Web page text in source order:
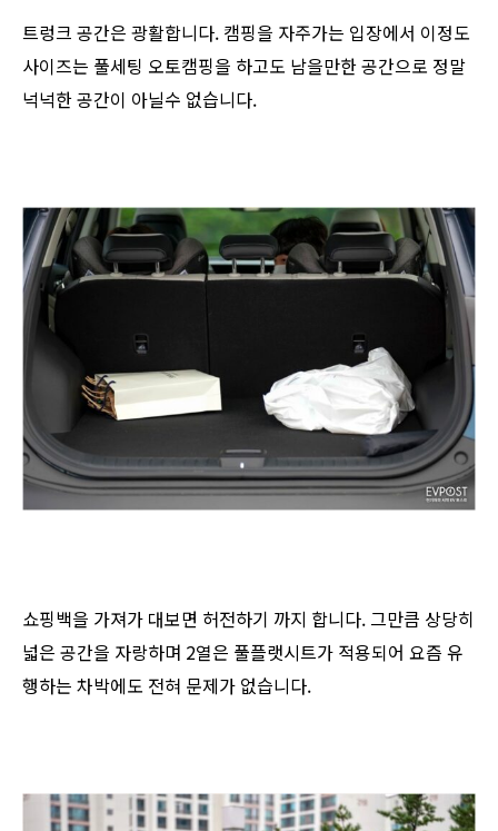
트렁크 공간은 광활합니다. 캠핑을 자주가는 입장에서 이정도
사이즈는 풀세팅 오토캠핑을 하고도 남을만한 공간으로 정말
넉넉한 공간이 아닐수 없습니다.
쇼핑백을 가져가 대보면 허전하기 까지 합니다. 그만큼 상당히
넓은 공간을 자랑하며 2열은 풀플랫시트가 적용되어 요즘 유
행하는 차박에도 전혀 문제가 없습니다.